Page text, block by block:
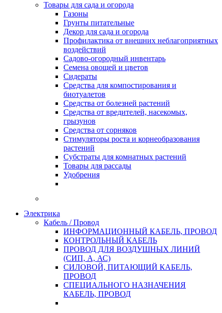
Товары для сада и огорода
Газоны
Грунты питательные
Декор для сада и огорода
Профилактика от внешних неблагоприятных
воздействий
Садово-огородный инвентарь
Семена овощей и цветов
Сидераты
Средства для компостирования и
биотуалетов
Средства от болезней растений
Средства от вредителей, насекомых,
грызунов
Средства от сорняков
Стимуляторы роста и корнеобразования
растений
Субстраты для комнатных растений
Товары для рассады
Удобрения
Электрика
Кабель / Провод
ИНФОРМАЦИОННЫЙ КАБЕЛЬ, ПРОВОД
КОНТРОЛЬНЫЙ КАБЕЛЬ
ПРОВОД ДЛЯ ВОЗДУШНЫХ ЛИНИЙ
(СИП, А, АС)
СИЛОВОЙ, ПИТАЮЩИЙ КАБЕЛЬ,
ПРОВОД
СПЕЦИАЛЬНОГО НАЗНАЧЕНИЯ
КАБЕЛЬ, ПРОВОД